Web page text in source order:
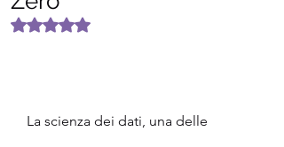
Valutazione NaN stelle su 5.
La scienza dei dati, una delle